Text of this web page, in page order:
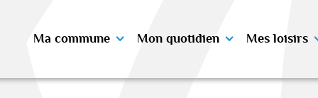
Ma commune Mon quotidien Mes loisirs